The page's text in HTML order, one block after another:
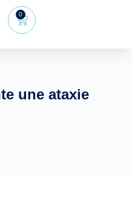
0
une ataxie